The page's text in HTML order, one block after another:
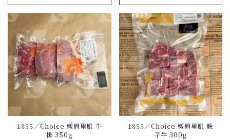
1855／Choice 嫩肩里肌 牛
排 350g
1855／Choice 嫩肩里肌 骰
子牛 300g